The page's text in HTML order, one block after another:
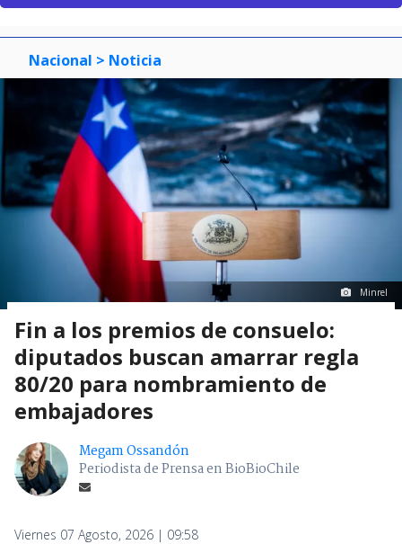
Nacional > Noticia
Minrel
Fin a los premios de consuelo:
diputados buscan amarrar regla
80/20 para nombramiento de
embajadores
Megam Ossandón
Periodista de Prensa en BioBioChile
Viernes 07 Agosto, 2026 | 09:58